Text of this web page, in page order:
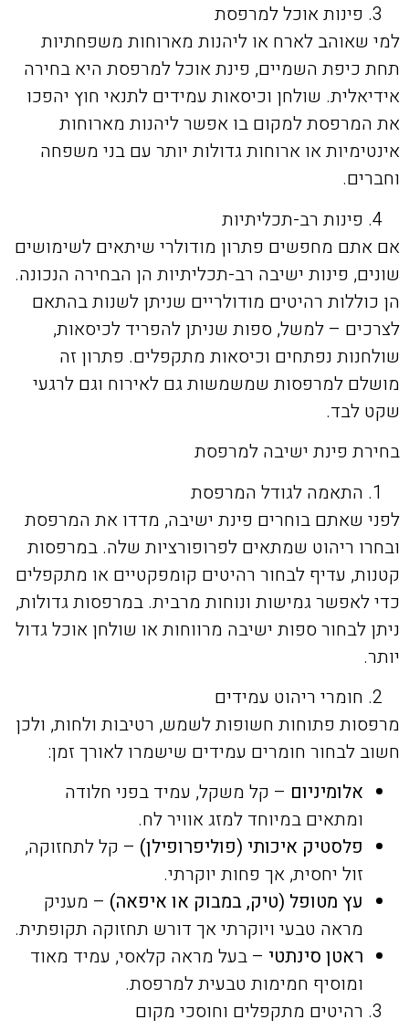
פינות אוכל למרפסת
למי שאוהב לארח או ליהנות מארוחות משפחתיות
תחת כיפת השמיים, פינת אוכל למרפסת היא בחירה
אידיאלית. שולחן וכיסאות עמידים לתנאי חוץ יהפכו
את המרפסת למקום בו אפשר ליהנות מארוחות
אינטימיות או ארוחות גדולות יותר עם בני משפחה
וחברים.
פינות רב-תכליתיות
אם אתם מחפשים פתרון מודולרי שיתאים לשימושים
שונים, פינות ישיבה רב-תכליתיות הן הבחירה הנכונה.
הן כוללות רהיטים מודולריים שניתן לשנות בהתאם
לצרכים – למשל, ספות שניתן להפריד לכיסאות,
שולחנות נפתחים וכיסאות מתקפלים. פתרון זה
מושלם למרפסות שמשמשות גם לאירוח וגם לרגעי
שקט לבד.
בחירת פינת ישיבה למרפסת
התאמה לגודל המרפסת
לפני שאתם בוחרים פינת ישיבה, מדדו את המרפסת
ובחרו ריהוט שמתאים לפרופורציות שלה. במרפסות
קטנות, עדיף לבחור רהיטים קומפקטיים או מתקפלים
כדי לאפשר גמישות ונוחות מרבית. במרפסות גדולות,
ניתן לבחור ספות ישיבה מרווחות או שולחן אוכל גדול
יותר.
חומרי ריהוט עמידים
מרפסות פתוחות חשופות לשמש, רטיבות ולחות, ולכן
חשוב לבחור חומרים עמידים שישמרו לאורך זמן:
אלומיניום – קל משקל, עמיד בפני חלודה
ומתאים במיוחד למזג אוויר לח.
פלסטיק איכותי (פוליפרופילן) – קל לתחזוקה,
זול יחסית, אך פחות יוקרתי.
עץ מטופל (טיק, במבוק או איפאה) – מעניק
מראה טבעי ויוקרתי אך דורש תחזוקה תקופתית.
ראטן סינתטי – בעל מראה קלאסי, עמיד מאוד
ומוסיף חמימות טבעית למרפסת.
רהיטים מתקפלים וחוסכי מקום